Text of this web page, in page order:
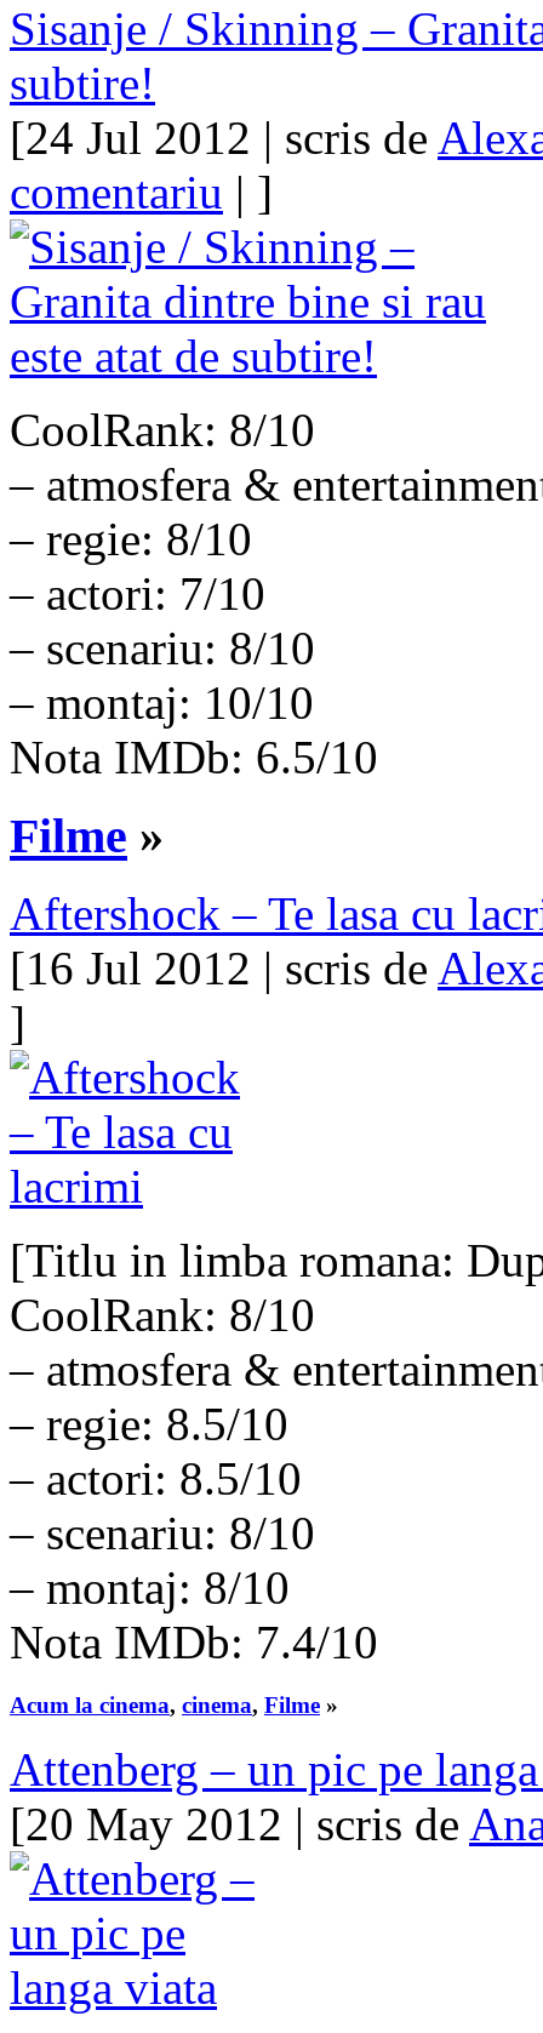
Sisanje / Skinning –
subtire!
[24 Jul 2012 | scris de
comentariu | ]
CoolRank: 8/10
– atmosfera &
– regie: 8/10
– actori: 7/10
– scenariu: 8/10
– montaj: 10/10
Nota IMDb: 6.5/10
Filme »
Aftershock – Te lasa cu
[16 Jul 2012 | scris de
]
[Titlu in limba romana:
CoolRank: 8/10
– atmosfera &
– regie: 8.5/10
– actori: 8.5/10
– scenariu: 8/10
– montaj: 8/10
Nota IMDb: 7.4/10
Acum la cinema, cinema, Filme »
Attenberg – un pic pe
[20 May 2012 | scris de